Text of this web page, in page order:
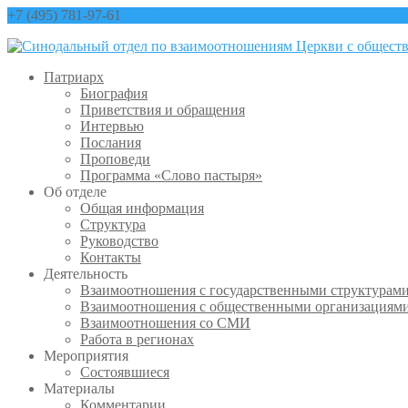
+7 (495) 781-97-61
Патриарх
Биография
Приветствия и обращения
Интервью
Послания
Проповеди
Программа «Слово пастыря»
Об отделе
Общая информация
Структура
Руководство
Контакты
Деятельность
Взаимоотношения с государственными
Взаимоотношения с общественными
Взаимоотношения со СМИ
Работа в регионах
Мероприятия
Состоявшиеся
Материалы
Комментарии